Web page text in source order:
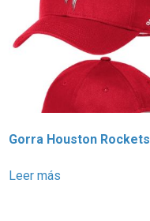
Gorra Houston Rockets
Leer más